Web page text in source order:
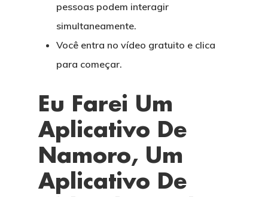
pessoas podem interagir
simultaneamente.
Você entra no vídeo gratuito e clica
para começar.
Eu Farei Um
Aplicativo De
Namoro, Um
Aplicativo De